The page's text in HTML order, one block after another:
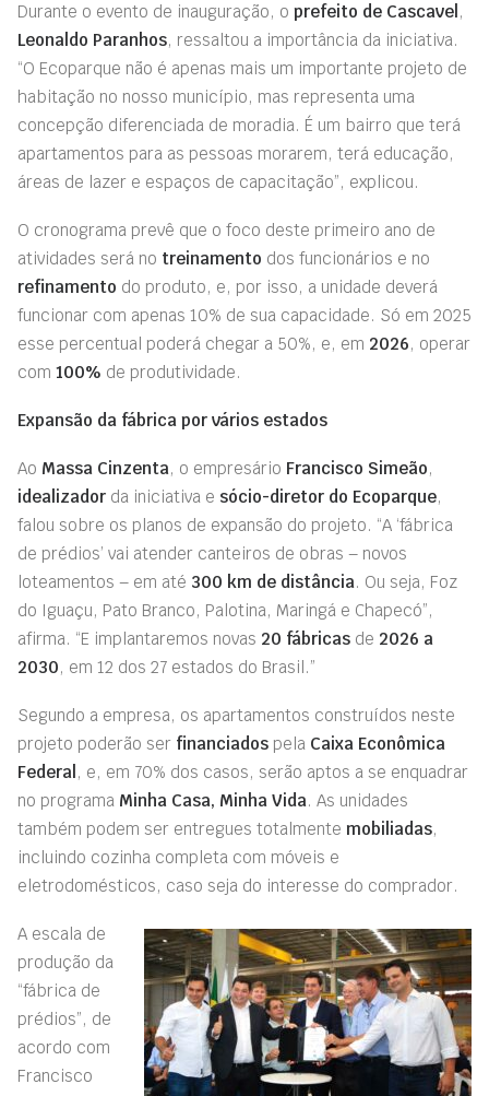
Durante o evento de inauguração, o prefeito de Cascavel ,
Leonaldo Paranhos, ressaltou a importância da iniciativa.
“O Ecoparque não é apenas mais um importante projeto de
habitação no nosso município, mas representa uma
concepção diferenciada de moradia. É um bairro que terá
apartamentos para as pessoas morarem, terá educação,
áreas de lazer e espaços de capacitação”, explicou.
O cronograma prevê que o foco deste primeiro ano de
atividades será no treinamento dos funcionários e no
refinamento do produto, e, por isso, a unidade deverá
funcionar com apenas 10% de sua capacidade. Só em 2025
esse percentual poderá chegar a 50%, e, em 2026, operar
com 100% de produtividade.
Expansão da fábrica por vários estados
Ao Massa Cinzenta, o empresário Francisco Simeão,
idealizador da iniciativa e sócio-diretor do Ecoparque,
falou sobre os planos de expansão do projeto. “A ‘fábrica
de prédios’ vai atender canteiros de obras – novos
loteamentos – em até 300 km de distância. Ou seja, Foz
do Iguaçu, Pato Branco, Palotina, Maringá e Chapecó”,
afirma. “E implantaremos novas 20 fábricas de 2026 a
2030, em 12 dos 27 estados do Brasil.”
Segundo a empresa, os apartamentos construídos neste
projeto poderão ser financiados pela Caixa Econômica
Federal , e, em 70% dos casos, serão aptos a se enquadrar
no programa Minha Casa, Minha Vida. As unidades
também podem ser entregues totalmente mobiliadas,
incluindo cozinha completa com móveis e
eletrodomésticos, caso seja do interesse do comprador.
A escala de
produção da
“fábrica de
prédios”, de
acordo com
Francisco